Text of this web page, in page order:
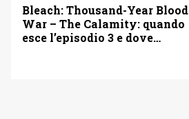
Bleach: Thousand-Year Blood
War – The Calamity: quando
esce l’episodio 3 e dove